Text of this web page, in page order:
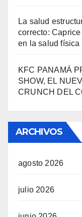
La salud
correcto:
en la salud física
KFC PANAMÁ
SHOW, EL
CRUNCH DEL
ARCHIVOS
agosto 2026
julio 2026